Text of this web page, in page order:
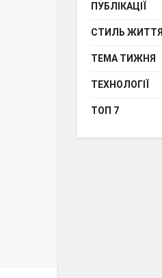
ПУБЛІКАЦІЇ
СТИЛЬ ЖИТТЯ
ТЕМА ТИЖНЯ
ТЕХНОЛОГІЇ
ТОП 7